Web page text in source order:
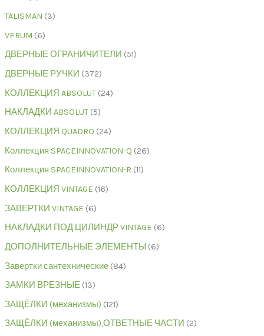
TALISMAN 3
VERUM 6
ДВЕРНЫЕ ОГРАНИЧИТЕЛИ 51
ДВЕРНЫЕ РУЧКИ 372
КОЛЛЕКЦИЯ ABSOLUT 24
НАКЛАДКИ ABSOLUT 5
КОЛЛЕКЦИЯ QUADRO 24
Коллекция SPACEINNOVATION-Q 26
Коллекция SPACEINNOVATION-R 11
КОЛЛЕКЦИЯ VINTAGE 16
ЗАВЕРТКИ VINTAGE 6
НАКЛАДКИ ПОД ЦИЛИНДР VINTAGE 6
ДОПОЛНИТЕЛЬНЫЕ ЭЛЕМЕНТЫ
6
Завертки сантехнические 84
ЗАМКИ ВРЕЗНЫЕ 13
ЗАЩЁЛКИ (механизмы) 121
ЗАЩЁЛКИ (механизмы),ОТВЕТНЫЕ ЧАСТИ 2